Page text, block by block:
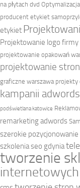
na płytach dvd
producent etykiet
etykiet
Projektowanie logo firmy
projektowanie opakowań
projektowanie
graficzne warszawa projekty
kampanii
podświetlana katowice
remarketing adwords
szerokie pozycjonowanie
szkolenia seo gdynia
tworzenie